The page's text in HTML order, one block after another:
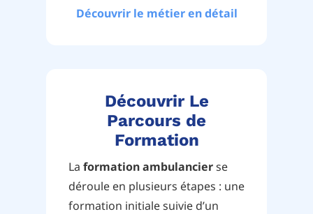
Découvrir le métier en détail
Découvrir Le
Parcours de
Formation
La formation ambulancierse
déroule en plusieurs étapes : une
formation initiale suivie d’un